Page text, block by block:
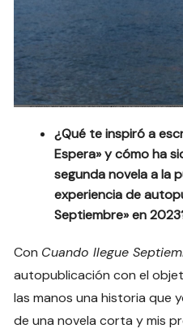
¿Qué te inspiró a
Espera» y cómo ha
segunda novela a la
experiencia de
Septiembre» en
Con Cuando llegue
autopublicación con el
las manos una historia que
de una novela corta y mis